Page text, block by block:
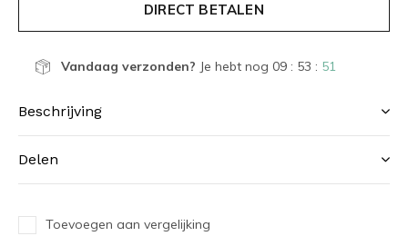
DIRECT BETALEN
Vandaag verzonden? Je hebt nog 09 : 53 : 51
Beschrijving
Delen
Toevoegen aan vergelijking